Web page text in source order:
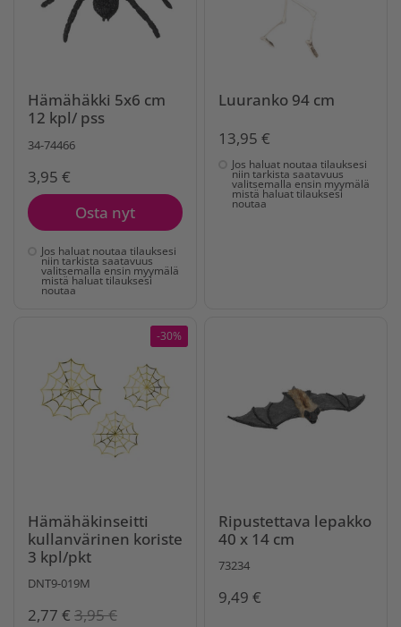
Hämähäkki 5x6 cm
12 kpl/ pss
34-74466
3,95 €
Osta nyt
Jos haluat noutaa tilauksesi
niin tarkista saatavuus
valitsemalla ensin myymälä
mistä haluat tilauksesi
noutaa
Luuranko 94 cm
13,95 €
Jos haluat noutaa tilauksesi
niin tarkista saatavuus
valitsemalla ensin myymälä
mistä haluat tilauksesi
noutaa
Hämähäkinseitti
kullanvärinen koriste
3 kpl/pkt
DNT9-019M
2,77 € 3,95 €
-30%
Ripustettava lepakko
40 x 14 cm
73234
9,49 €